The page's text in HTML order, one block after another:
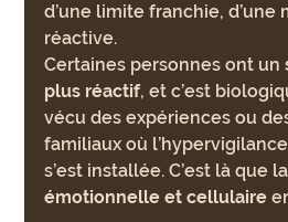
d’une limite franchie, d’une
réactive.
Certaines personnes ont un
plus réactif, et c’est
vécu des expériences ou
familiaux où
s’est installée. C’est là que la
émotionnelle et cellulaire